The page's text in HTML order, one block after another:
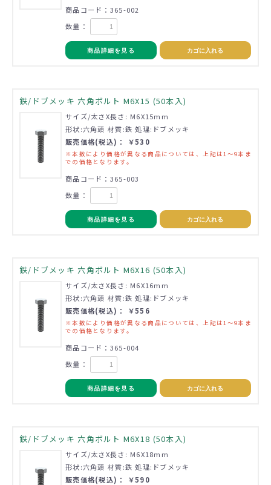
商品コード：365-002
数量：
商品詳細を見る カゴに入れる
鉄/ドブメッキ 六角ボルト M6X15 (50本入)
サイズ/太さX長さ: M6X15mm
形状:六角頭 材質:鉄 処理:ドブメッキ
販売価格(税込)： ￥530
※本数により価格が異なる商品については、上記は1～9本ま
での価格となります。
商品コード：365-003
数量：
商品詳細を見る カゴに入れる
鉄/ドブメッキ 六角ボルト M6X16 (50本入)
サイズ/太さX長さ: M6X16mm
形状:六角頭 材質:鉄 処理:ドブメッキ
販売価格(税込)： ￥556
※本数により価格が異なる商品については、上記は1～9本ま
での価格となります。
商品コード：365-004
数量：
商品詳細を見る カゴに入れる
鉄/ドブメッキ 六角ボルト M6X18 (50本入)
サイズ/太さX長さ: M6X18mm
形状:六角頭 材質:鉄 処理:ドブメッキ
販売価格(税込)： ￥590